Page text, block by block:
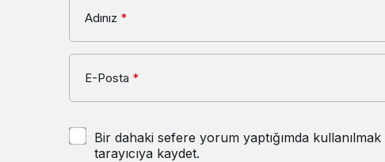
Adınız *
E-Posta *
Bir dahaki sefere yorum yaptığımda
tarayıcıya kaydet.